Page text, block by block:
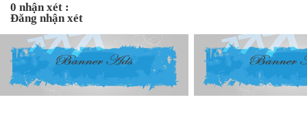
0 nhận xét :
Đăng nhận xét